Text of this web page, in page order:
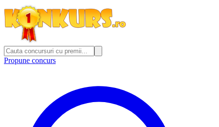
Propune concurs